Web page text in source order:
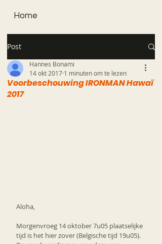
Home
Post
Voorbeschouwing IRONMAN Hawaï
2017
Hannes Bonami
14 okt 2017 1 minuten om te lezen
Aloha,
Morgenvroeg 14 oktober 7u05 plaatselijke
tijd is het hier zover (Belgische tijd 19u05).